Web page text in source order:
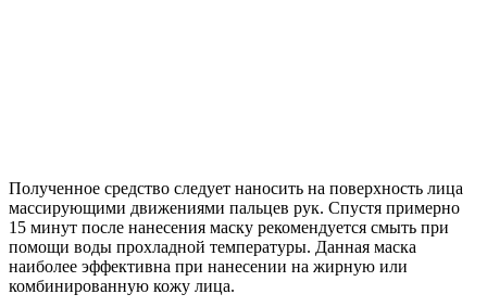
Полученное средство следует наносить на поверхность лица
массирующими движениями пальцев рук. Спустя примерно
15 минут после нанесения маску рекомендуется смыть при
помощи воды прохладной температуры. Данная маска
наиболее эффективна при нанесении на жирную или
комбинированную кожу лица.